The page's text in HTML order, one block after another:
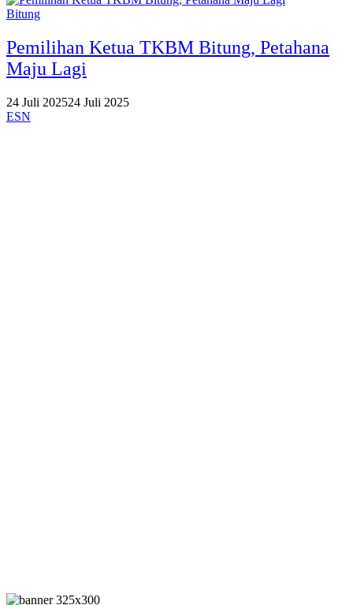
Bitung
Pemilihan Ketua TKBM Bitung, Petahana
Maju Lagi
24 Juli 202524 Juli 2025
ESN